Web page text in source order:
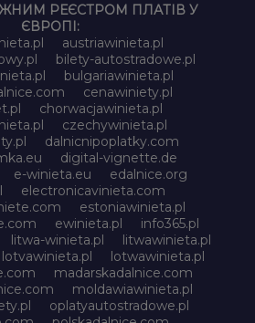
РЕЄСТРОМ ПЛАТІВ У
ЄВРОПІ:
austriawinieta.pl
bilety-autostradowe.pl
bulgariawinieta.pl
cenawiniety.pl
chorwacjawinieta.pl
czechywinieta.pl
dalnicnipoplatky.com
digital-vignette.de
e-winieta.eu
edalnice.org
electronicavinieta.com
estoniawinieta.pl
ewinieta.pl
info365.pl
litwa-winieta.pl
litwawinieta.pl
lotvawinieta.pl
lotwawinieta.pl
madarskadalnice.com
moldawiawinieta.pl
oplatyautostradowe.pl